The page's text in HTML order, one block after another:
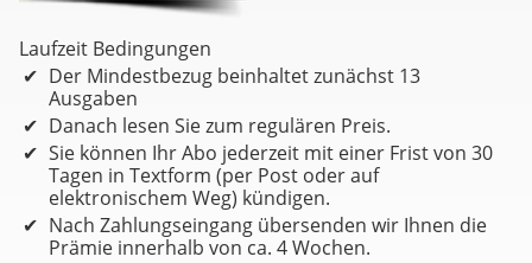
Laufzeit Bedingungen
Der Mindestbezug beinhaltet zunächst 13
Ausgaben
Danach lesen Sie zum regulären Preis.
Sie können Ihr Abo jederzeit mit einer Frist von 30
Tagen in Textform (per Post oder auf
elektronischem Weg) kündigen.
Nach Zahlungseingang übersenden wir Ihnen die
Prämie innerhalb von ca. 4 Wochen.